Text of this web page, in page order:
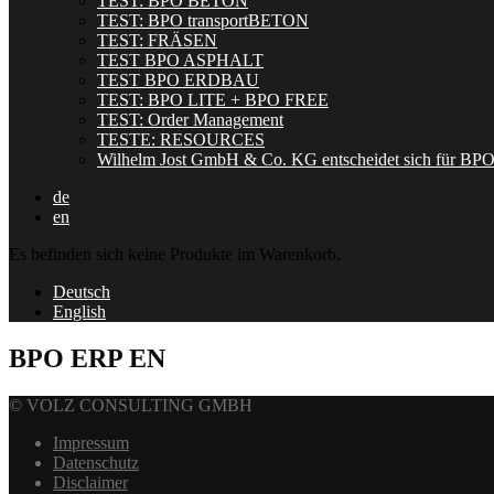
TEST: BPO transportBETON
TEST: FRÄSEN
TEST BPO ASPHALT
TEST BPO ERDBAU
TEST: BPO LITE + BPO FREE
TEST: Order Management
TESTE: RESOURCES
Wilhelm Jost GmbH & Co. KG entscheidet sich für BPO
de
en
Es befinden sich keine Produkte im Warenkorb.
Deutsch
English
BPO ERP EN
© VOLZ CONSULTING GMBH
Impressum
Datenschutz
Disclaimer